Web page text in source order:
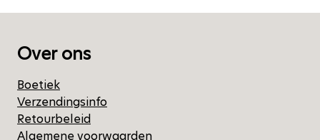
Over ons
Boetiek
Verzendingsinfo
Retourbeleid
Algemene voorwaarden